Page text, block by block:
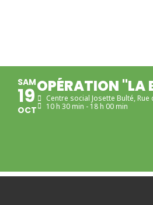
SAM
19
OCT
OPÉRATION "LA
Centre social Josette Bulté, Rue
10 h 30 min - 18 h 00 min